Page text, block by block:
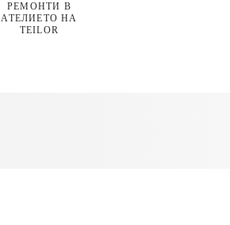
РЕМОНТИ В
АТЕЛИЕТО НА
TEILOR